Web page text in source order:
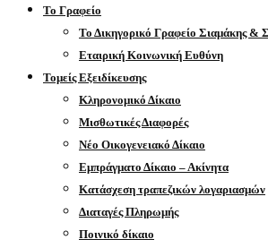
Το Γραφείο
Το Δικηγορικό Γραφείο Σιαμάκης &
Εταιρική Κοινωνική Ευθύνη
Τομείς Εξειδίκευσης
Κληρονομικό Δίκαιο
Μισθωτικές Διαφορές
Νέο Οικογενειακό Δίκαιο
Εμπράγματο Δίκαιο – Ακίνητα
Κατάσχεση τραπεζικών λογαριασμών
Διαταγές Πληρωμής
Ποινικό δίκαιο